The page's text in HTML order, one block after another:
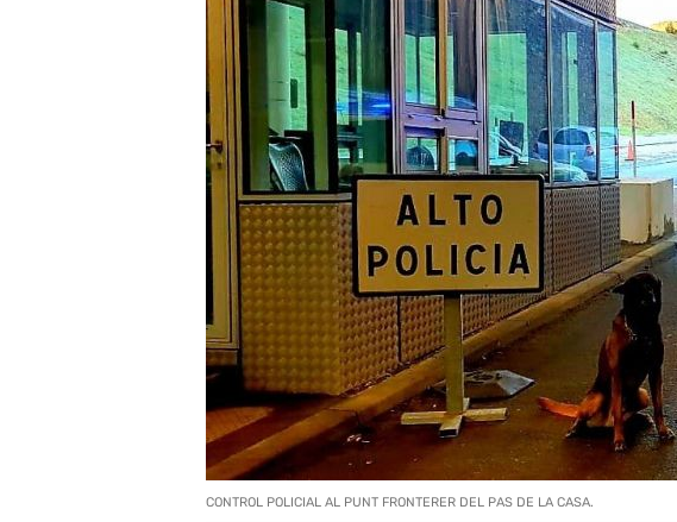
CONTROL POLICIAL AL PUNT FRONTERER DEL PAS DE LA CASA.